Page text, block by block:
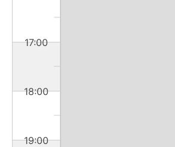
17:00
18:00
19:00